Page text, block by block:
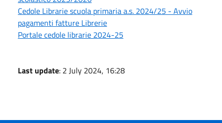
Cedole Librarie scuola primaria a.s. 2024/25 - Avvio
pagamenti fatture Librerie
Portale cedole librarie 2024-25
Last update: 2 July 2024, 16:28